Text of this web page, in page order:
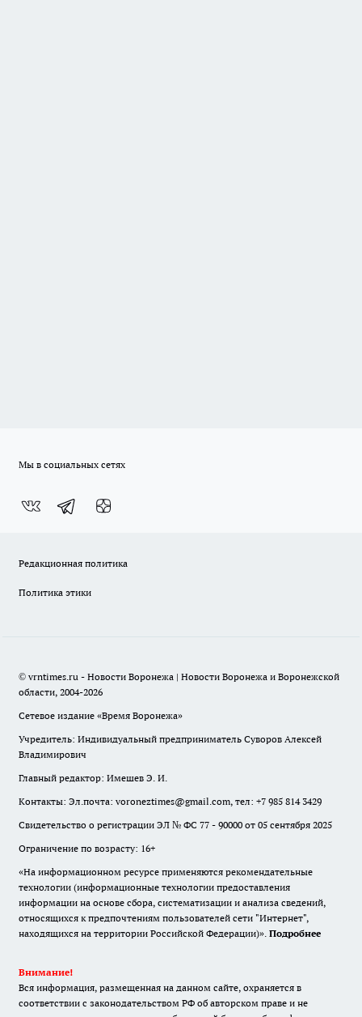
Мы в социальных сетях
Редакционная политика
Политика этики
© vrntimes.ru - Новости Воронежа | Новости Воронежа и Воронежской
области, 2004-2026
Сетевое издание «Время Воронежа»
Учредитель: Индивидуальный предприниматель Суворов Алексей
Владимирович
Главный редактор: Имешев Э. И.
Контакты: Эл.почта: voroneztimes@gmail.com, тел: +7 985 814 3429
Свидетельство о регистрации ЭЛ № ФС 77 - 90000 от 05 сентября 2025
Ограничение по возрасту: 16+
«На информационном ресурсе применяются рекомендательные
технологии (информационные технологии предоставления
информации на основе сбора, систематизации и анализа сведений,
относящихся к предпочтениям пользователей сети "Интернет",
находящихся на территории Российской Федерации)». Подробнее
Внимание!
Вся информация, размещенная на данном сайте, охраняется в
соответствии с законодательством РФ об авторском праве и не